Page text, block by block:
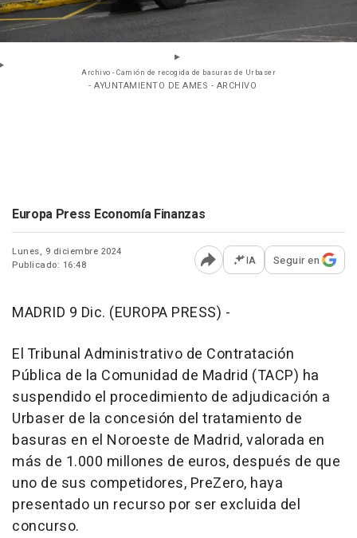
Archivo - Camión de recogida de basuras de Urbaser
- AYUNTAMIENTO DE AMES - ARCHIVO
Europa Press Economía Finanzas
Lunes, 9 diciembre 2024
Publicado: 16:48
Abrir opciones para
IA Seguir en
MADRID 9 Dic. (EUROPA PRESS) -
El Tribunal Administrativo de Contratación
Pública de la Comunidad de Madrid (TACP) ha
suspendido el procedimiento de adjudicación a
Urbaser de la concesión del tratamiento de
basuras en el Noroeste de Madrid, valorada en
más de 1.000 millones de euros, después de que
uno de sus competidores, PreZero, haya
presentado un recurso por ser excluida del
concurso.